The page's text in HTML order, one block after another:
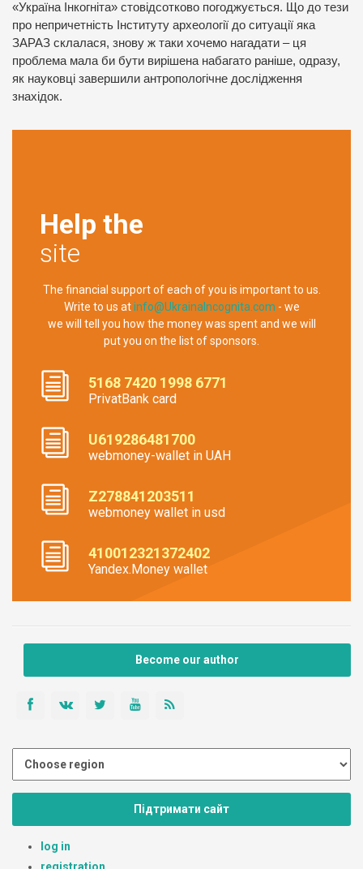
«Україна Інкогніта» стовідсотково погоджується. Що до тези
про непричетність Інституту археології до ситуації яка
ЗАРАЗ склалася, знову ж таки хочемо нагадати – ця
проблема мала би бути вирішена набагато раніше, одразу,
як науковці завершили антропологічне дослідження
знахідок.
Help the
site
The financial support of each of you is important to us.
Write to us atinfo@UkrainaIncognita.com - we
we will tell you how the money was spent and we will
put you on the list of sponsors.
5168 7420 1998 6771
PrivatBank card
U619286481700
webmoney-wallet in UAH
Z278841203511
webmoney wallet in usd
410012321372402
Yandex.Money wallet
Become our author
Підтримати сайт
log in